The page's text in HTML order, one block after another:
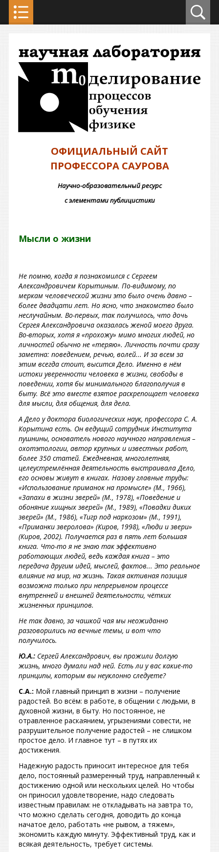
ОФИЦИАЛЬНЫЙ САЙТ
ПРОФЕССОРА САУРОВА
Научно-образовательный ресурс
с элементами публицистики
Мысли о жизни
Не помню, когда я познакомился с Сергеем
Александровичем Корытиным. По-видимому, по
меркам человеческой жизни это было очень давно –
более двадцати лет. Но ясно, что знакомство было
неслучайным. Во-первых, так получилось, что дочь
Сергея Александровича оказалась женой моего друга.
Во-вторых, хотя я «прохожу» мимо многих людей, но
личностей обычно не «теряю». Личность почти сразу
заметна: поведением, речью, волей... И за всем за
этим всегда стоит, высится Дело. Именно в нём
истоки уверенности человека в жизни, свободы в
поведении, хотя бы минимального благополучия в
быту. Всё это вместе взятое раскрепощает человека
для мысли, для общения, для дела.
А Дело у доктора биологических наук, профессора С. А.
Корытина есть. Он ведущий сотрудник Института
пушнины, основатель нового научного направления –
охотэтологии, автор крупных и известных работ,
более 350 статей. Ежедневная, многолетняя,
целеустремлённая деятельность выстраивала Дело,
его основы живут в книгах. Назову главные труды:
«Использование приманок на промысле» (М., 1966),
«Запахи в жизни зверей» (М., 1978), «Поведение и
обоняние хищных зверей» (М., 1989), «Повадки диких
зверей» (М., 1986), «Тигр под наркозом» (М., 1991),
«Приманки зверолова» (Киров, 1998), «Люди и звери»
(Киров, 2002). Получается раз в пять лет большая
книга. Что-то я не знаю так эффективно
работающих людей, ведь каждая книга – это
передача другим идей, мыслей, фактов... Это реальное
влияние на мир, на жизнь. Такая активная позиция
возможна только при непрерывном процессе
внутренней и внешней деятельности, чётких
жизненных принципов.
Не так давно, за чашкой чая мы неожиданно
разговорились на вечные темы, и вот что
получилось.
Ю.А.: Сергей Александрович, вы прожили долгую
жизнь, много думали над ней. Есть ли у вас какие-то
принципы, которым вы неуклонно следуете?
С.А.: Мой главный принцип в жизни – получение
радостей. Во всём: в работе, в общении с людьми, в
духовной жизни, в быту. Но постоянное, не
отравленное раскаянием, угрызениями совести, не
разрушительное получение радостей – не слишком
простое дело. И главное тут – в путях их
достижения.
Надежную радость приносит интересное для тебя
дело, постоянный размеренный труд, направленный к
достижению одной или нескольких целей. Но чтобы
он приносил удовлетворение, надо следовать
известным правилам: не откладывать на завтра то,
что можно сделать сегодня, доводить до конца
начатое дело, работать «не рывом, а тяжем»,
экономить каждую минуту. Эффективный труд, как и
всякая деятельность, требует системы.